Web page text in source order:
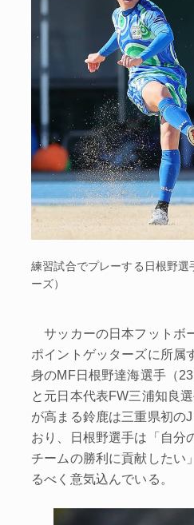
練習試合でプレーする日根野
ーズ）
サッカーの日本フットボ
ポイントゲッターズに所属
身のMF日根野達海選手（
と元日本代表FW三浦知良
が高まる鈴鹿は三重県初の
おり、日根野選手は「自分
チームの勝利に貢献したい
るべく意気込んでいる。